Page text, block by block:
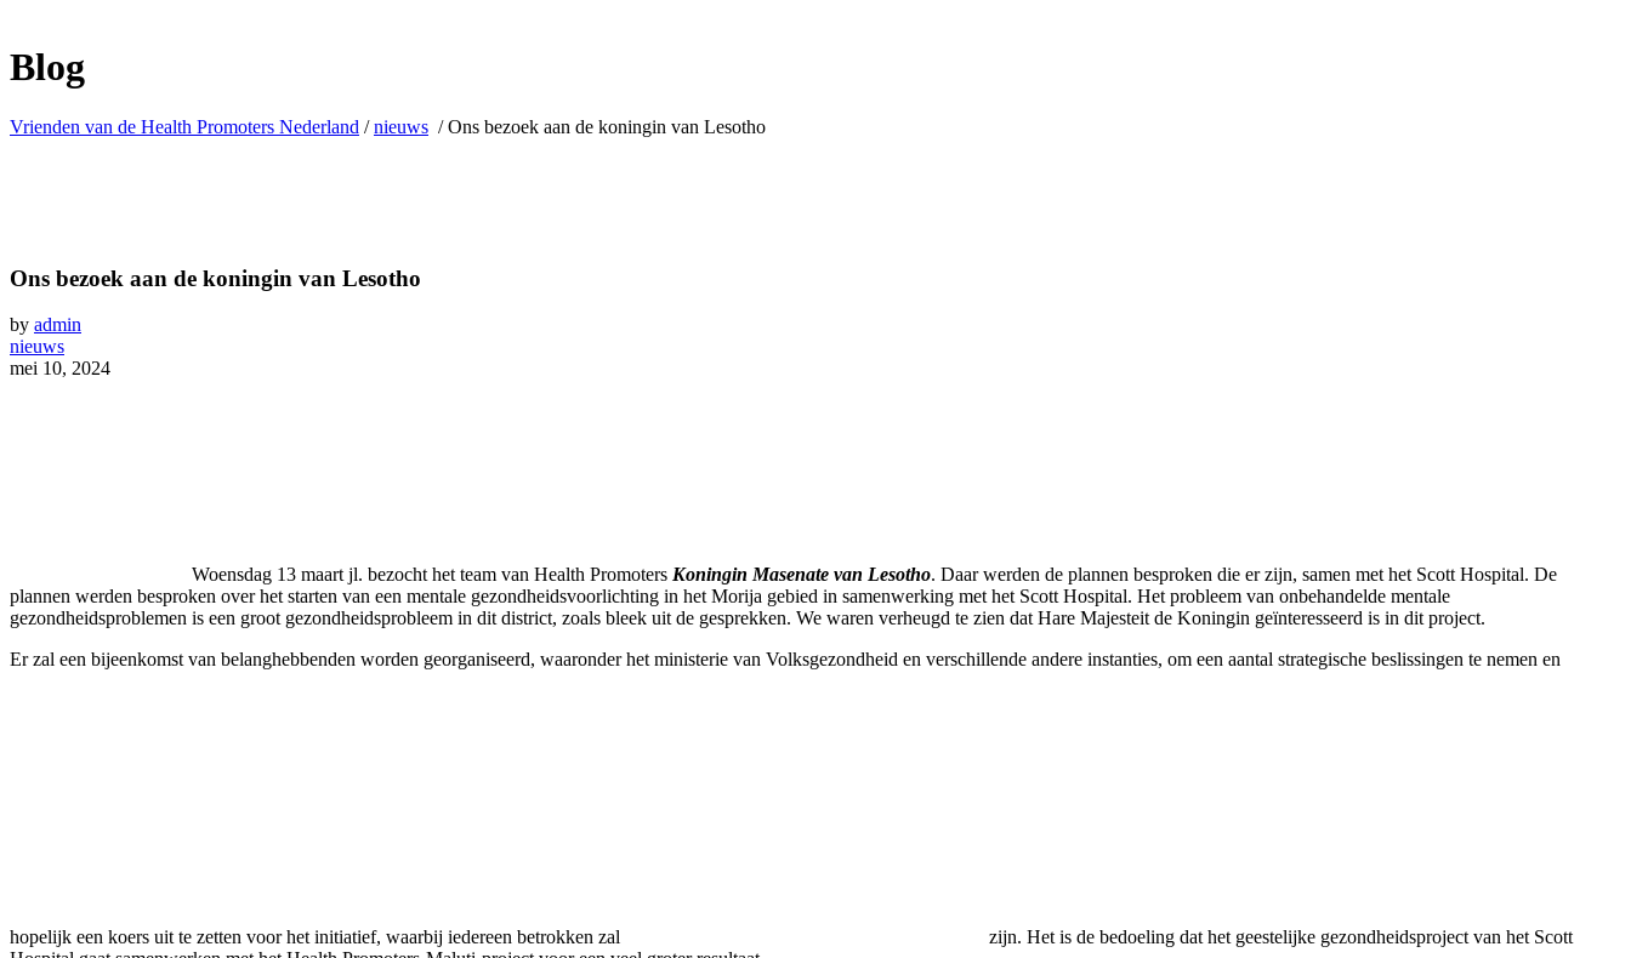
Blog
Vrienden van de Health Promoters Nederland /nieuws /Ons bezoek aan de koningin van Lesotho
Ons bezoek aan de koningin van Lesotho
by admin
nieuws
mei 10, 2024
Woensdag 13 maart jl. bezocht het team van Health Promoters Koningin Masenate van Lesotho. Daar werden de plannen besproken die er zijn, samen met het Scott Hospital. De
plannen werden besproken over het starten van een mentale gezondheidsvoorlichting in het Morija gebied in samenwerking met het Scott Hospital. Het probleem van onbehandelde mentale
gezondheidsproblemen is een groot gezondheidsprobleem in dit district, zoals bleek uit de gesprekken. We waren verheugd te zien dat Hare Majesteit de Koningin geïnteresseerd is in dit project.
Er zal een bijeenkomst van belanghebbenden worden georganiseerd, waaronder het ministerie van Volksgezondheid en verschillende andere instanties, om een aantal strategische beslissingen te nemen en
hopelijk een koers uit te zetten voor het initiatief, waarbij iedereen betrokken zal
zijn. Het is de bedoeling dat het geestelijke gezondheidsproject van het Scott